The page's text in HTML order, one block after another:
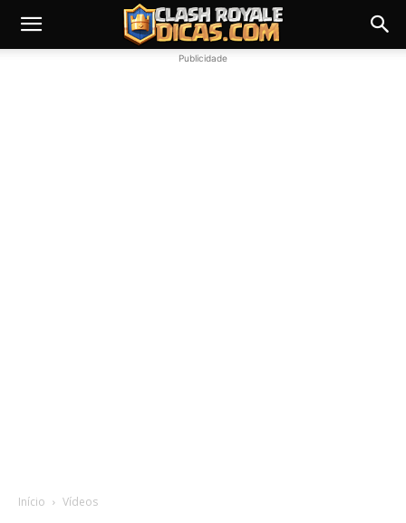
Publicidade
Início Vídeos